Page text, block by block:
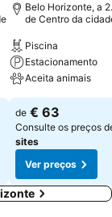
Belo Horizonte, a
de Centro da
Piscina
Estacionamento
Aceita animais
de € 63
Consulte os preços
sites
Ver preços